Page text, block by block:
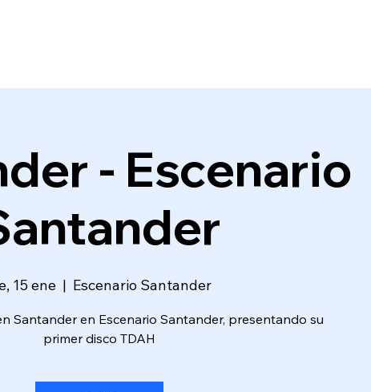
- Escenario
15 ene
  |
Escenario Santander
Santander en Escenario Santander, presentando su
primer disco TDAH